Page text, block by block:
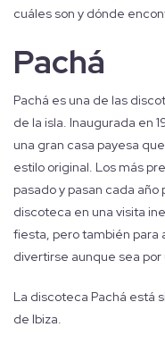
cuáles son y dónde
Pachá
Pachá es una de las
de la isla. Inaugurada en
una gran casa payesa
estilo original. Los más
pasado y pasan cada
discoteca en una visita
fiesta, pero también para
divertirse aunque sea por
La discoteca Pachá está
de Ibiza.